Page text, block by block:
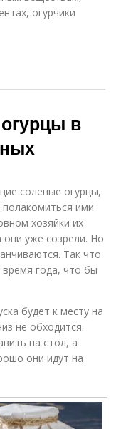
огурчики
в
соленые огурцы,
ими
хозяйки их
они уже созрели. Но
Так что
года, что бы
будет к месту на
не обходится.
на стол, а
они идут на